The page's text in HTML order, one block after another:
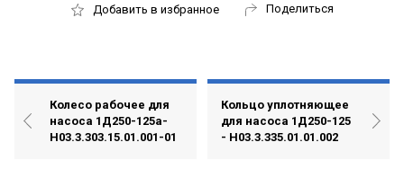
Добавить в избранное Поделиться
Колесо рабочее для
насоса 1Д250-125а-
Н03.3.303.15.01.001-01
Кольцо уплотняющее
для насоса 1Д250-125
- Н03.3.335.01.01.002